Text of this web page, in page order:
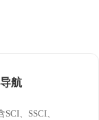
航
、SSCI、